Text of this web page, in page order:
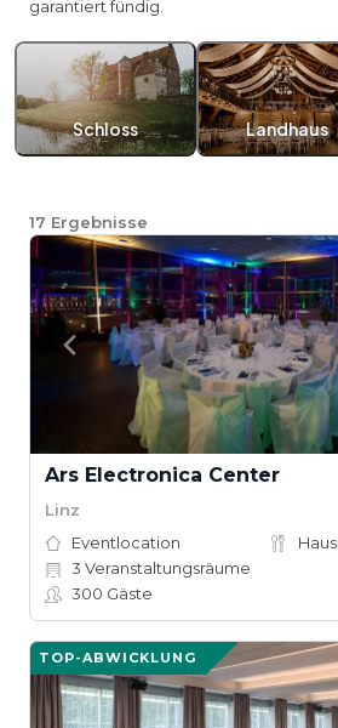
garantiert fündig.
Schloss Landhaus
17 Ergebnisse
Ars Electronica Center
Linz
Eventlocation
3 Veranstaltungsräume
300 Gäste
TOP-ABWICKLUNG